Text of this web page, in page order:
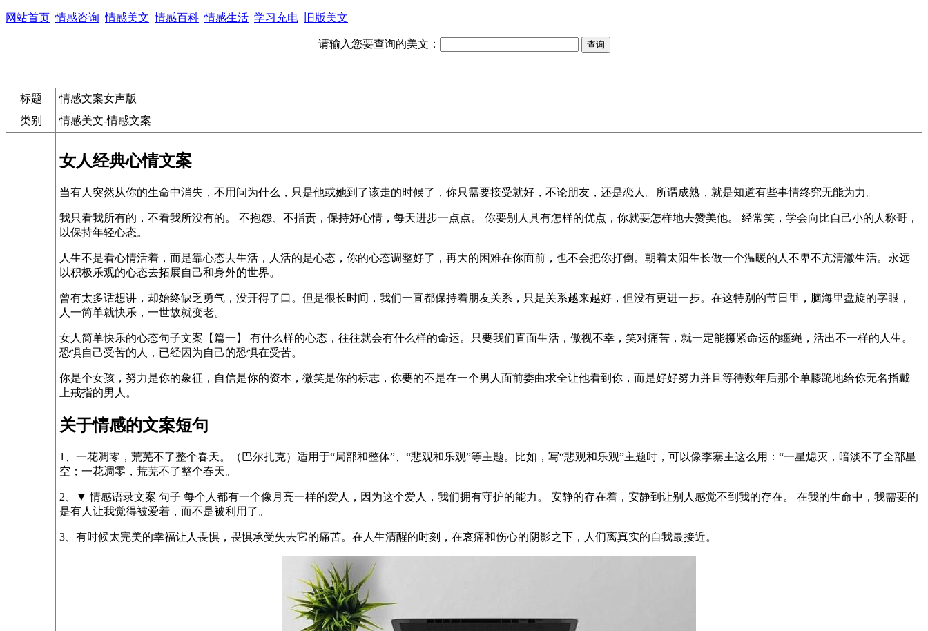
网站首页 情感咨询 情感美文 情感百科 情感生活 学习充电 旧版美文
请输入您要查询的美文：
标题
情感文案女声版
类别
情感美文-情感文案
女人经典心情文案
当有人突然从你的生命中消失，不用问为什么，只是他或她到了该走的时候了，你只需要接受就好，不论朋友，还是恋人。所谓成熟，就是知道有些事情终究无能为力。
我只看我所有的，不看我所没有的。 不抱怨、不指责，保持好心情，每天进步一点点。 你要别人具有怎样的优点，你就要怎样地去赞美他。 经常笑，学会向比自己小的人称哥，
以保持年轻心态。
人生不是看心情活着，而是靠心态去生活，人活的是心态，你的心态调整好了，再大的困难在你面前，也不会把你打倒。朝着太阳生长做一个温暖的人不卑不亢清澈生活。永远
以积极乐观的心态去拓展自己和身外的世界。
曾有太多话想讲，却始终缺乏勇气，没开得了口。但是很长时间，我们一直都保持着朋友关系，只是关系越来越好，但没有更进一步。在这特别的节日里，脑海里盘旋的字眼，
人一简单就快乐，一世故就变老。
女人简单快乐的心态句子文案【篇一】 有什么样的心态，往往就会有什么样的命运。只要我们直面生活，傲视不幸，笑对痛苦，就一定能攥紧命运的缰绳，活出不一样的人生。
恐惧自己受苦的人，已经因为自己的恐惧在受苦。
你是个女孩，努力是你的象征，自信是你的资本，微笑是你的标志，你要的不是在一个男人面前委曲求全让他看到你，而是好好努力并且等待数年后那个单膝跪地给你无名指戴
上戒指的男人。
关于情感的文案短句
1、一花凋零，荒芜不了整个春天。（巴尔扎克）适用于“局部和整体”、“悲观和乐观”等主题。比如，写“悲观和乐观”主题时，可以像李寨主这么用：“一星熄灭，暗淡不了全部星
空；一花凋零，荒芜不了整个春天。
2、▼ 情感语录文案 句子 每个人都有一个像月亮一样的爱人，因为这个爱人，我们拥有守护的能力。 安静的存在着，安静到让别人感觉不到我的存在。 在我的生命中，我需要的
是有人让我觉得被爱着，而不是被利用了。
3、有时候太完美的幸福让人畏惧，畏惧承受失去它的痛苦。在人生清醒的时刻，在哀痛和伤心的阴影之下，人们离真实的自我最接近。